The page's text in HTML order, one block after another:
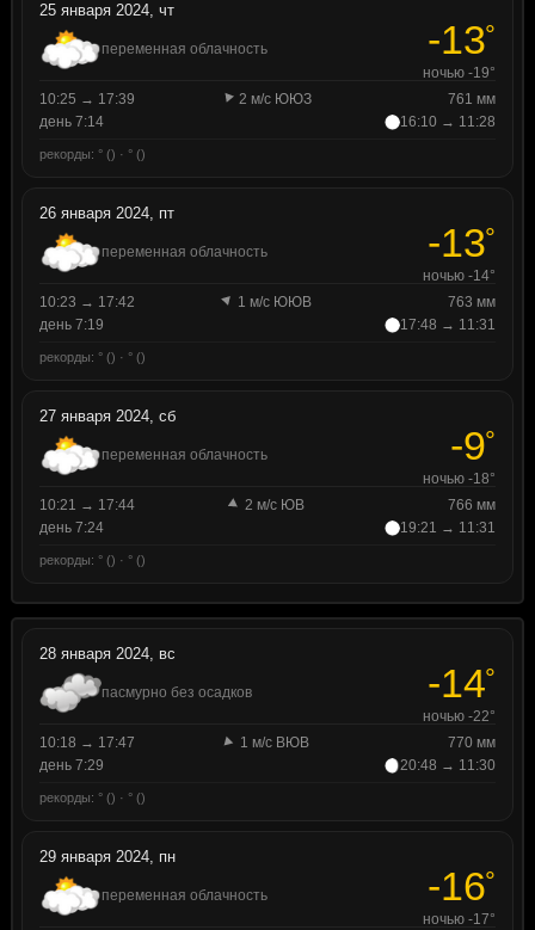
25 января 2024, чт
переменная облачность -13°
ночью -19°
10:25 → 17:39
2 м/с ЮЮЗ
761 мм
день 7:14
16:10 → 11:28
рекорды: ° () · ° ()
26 января 2024, пт
переменная облачность -13°
ночью -14°
10:23 → 17:42
1 м/с ЮЮВ
763 мм
день 7:19
17:48 → 11:31
рекорды: ° () · ° ()
27 января 2024, сб
переменная облачность -9°
ночью -18°
10:21 → 17:44
2 м/с ЮВ
766 мм
день 7:24
19:21 → 11:31
рекорды: ° () · ° ()
28 января 2024, вс
пасмурно без осадков -14°
ночью -22°
10:18 → 17:47
1 м/с ВЮВ
770 мм
день 7:29
20:48 → 11:30
рекорды: ° () · ° ()
29 января 2024, пн
переменная облачность -16°
ночью -17°